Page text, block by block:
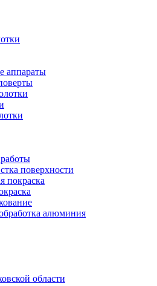
аппараты
поверхности
покраска
алюминия
области